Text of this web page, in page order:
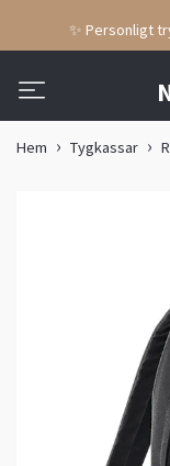
✨ Personligt
Hem Tygkassar